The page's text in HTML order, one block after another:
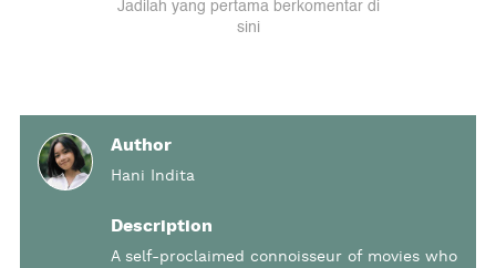
Author
Hani Indita
Description
A self-proclaimed connoisseur of movies who